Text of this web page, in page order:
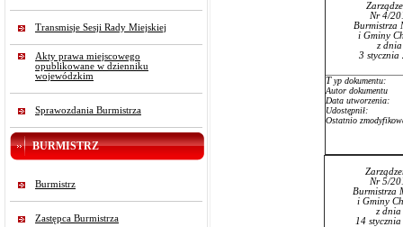
Transmisje Sesji Rady Miejskiej
Akty prawa miejscowego
opublikowane w dzienniku
wojewódzkim
Sprawozdania Burmistrza
BURMISTRZ
Burmistrz
Zastępca Burmistrza
Nr 4/
Burmistrza
i Gminy
z
3 stycznia
Typ dokumentu:
Autor dokumentu
Data utworzenia:
Udostępnił:
Ostatnio
Nr 5/
Burmistrza
i Gminy
z dnia
14